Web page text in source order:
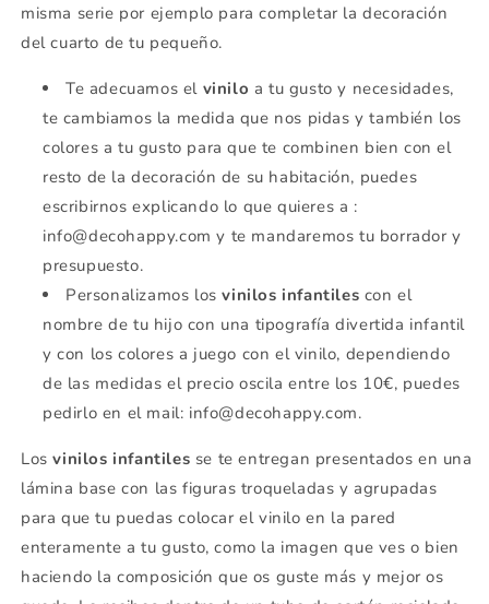
misma serie por ejemplo para completar la decoración
del cuarto de tu pequeño.
Te adecuamos el vinilo a tu gusto y necesidades,
te cambiamos la medida que nos pidas y también los
colores a tu gusto para que te combinen bien con el
resto de la decoración de su habitación, puedes
escribirnos explicando lo que quieres a :
info@decohappy.com y te mandaremos tu borrador y
presupuesto.
Personalizamos losvinilos infantiles con el
nombre de tu hijo con una tipografía divertida infantil
y con los colores a juego con el vinilo, dependiendo
de las medidas el precio oscila entre los 10€, puedes
pedirlo en el mail: info@decohappy.com.
Losvinilos infantiles se te entregan presentados en una
lámina base con las figuras troqueladas y agrupadas
para que tu puedas colocar el vinilo en la pared
enteramente a tu gusto, como la imagen que ves o bien
haciendo la composición que os guste más y mejor os